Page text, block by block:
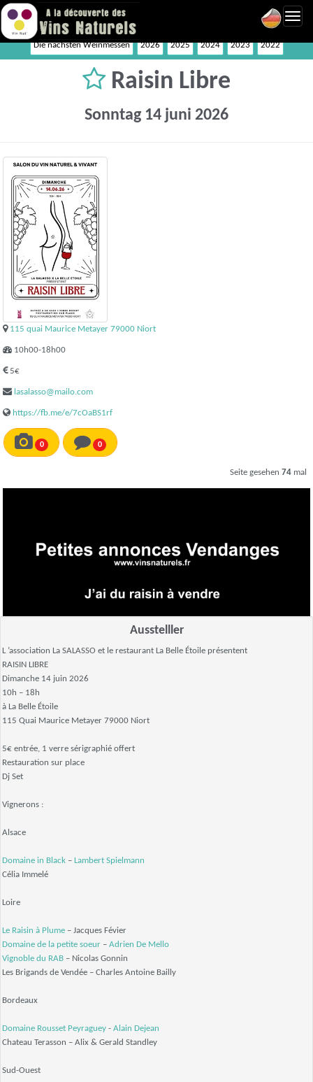
Die nächsten Weinmessen 2026 2025 2024 2023 2022
Raisin Libre
Sonntag 14 juni 2026
115 quai Maurice Metayer 79000 Niort
10h00-18h00
5€
lasalasso@mailo.com
https://fb.me/e/7cOaBS1rf
0 0
Seite gesehen 74 mal
Ausstelller
L ’association La SALASSO et le restaurant La Belle Étoile présentent
RAISIN LIBRE
Dimanche 14 juin 2026
10h – 18h
à La Belle Étoile
115 Quai Maurice Metayer 79000 Niort
5€ entrée, 1 verre sérigraphié offert
Restauration sur place
Dj Set
Vignerons :
Alsace
Domaine in Black – Lambert Spielmann
Célia Immelé
Loire
Le Raisin à Plume – Jacques Févier
Domaine de la petite soeur – Adrien De Mello
Vignoble du RAB – Nicolas Gonnin
Les Brigands de Vendée – Charles Antoine Bailly
Bordeaux
Domaine Rousset Peyraguey - Alain Dejean
Chateau Terasson – Alix & Gerald Standley
Sud-Ouest